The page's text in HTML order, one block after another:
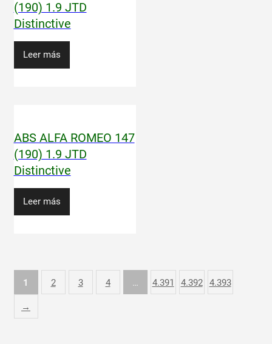
(190) 1.9 JTD
Distinctive
Leer más
ABS ALFA ROMEO 147
(190) 1.9 JTD
Distinctive
Leer más
1 2 3 4 … 4.391 4.392 4.393
→